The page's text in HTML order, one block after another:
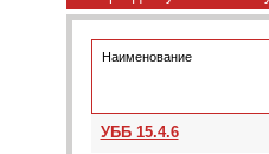
Наименование
УББ 15.4.6